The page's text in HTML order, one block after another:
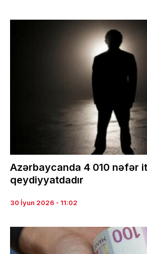
Azərbaycanda 4 010 nəfər
qeydiyyatdadır
30 İyun 2026 - 11:02